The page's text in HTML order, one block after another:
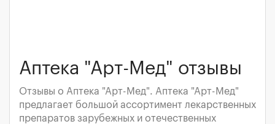
Аптека "Арт-Мед" отзывы
Отзывы о Аптека "Арт-Мед". Аптека "Арт-Мед"
предлагает большой ассортимент лекарственных
препаратов зарубежных и отечественных